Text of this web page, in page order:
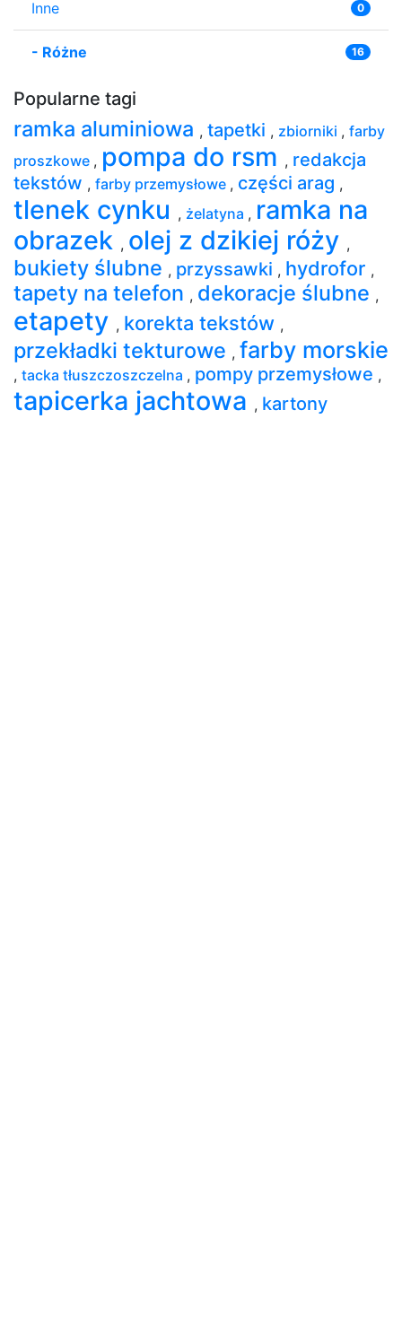
Inne 0
- Różne 16
Popularne tagi
ramka aluminiowa , tapetki , zbiorniki , farby
proszkowe , pompa do rsm , redakcja
tekstów , farby przemysłowe , części arag ,
tlenek cynku , żelatyna , ramka na
obrazek , olej z dzikiej róży ,
bukiety ślubne , przyssawki , hydrofor ,
tapety na telefon , dekoracje ślubne ,
etapety , korekta tekstów ,
przekładki tekturowe , farby morskie
, tacka tłuszczoszczelna , pompy przemysłowe ,
tapicerka jachtowa , kartony